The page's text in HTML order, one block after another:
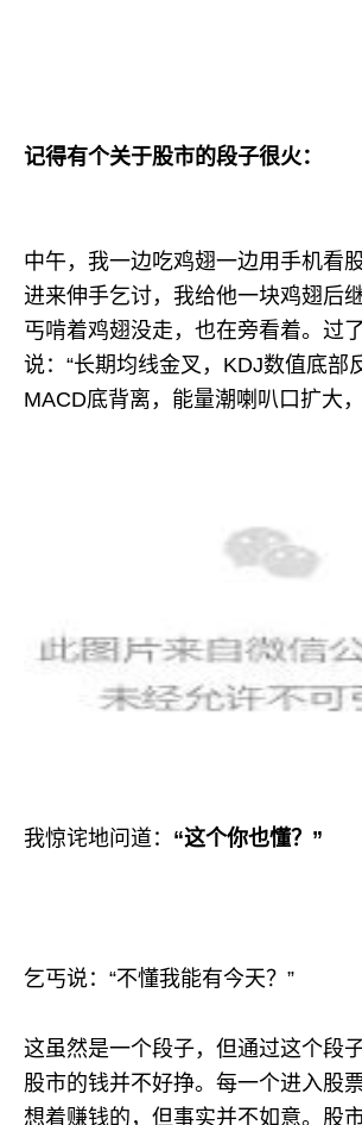
记得有个关于股市的段子很火：
中午，我一边吃鸡翅一边用手机看
进来伸手乞讨，我给他一块鸡翅后
丐啃着鸡翅没走，也在旁看着。过
说：“长期均线金叉，KDJ数值底部
MACD底背离，能量潮喇叭口扩大
我惊诧地问道： “这个你也懂？”
乞丐说：“不懂我能有今天？”
这虽然是一个段子，但通过这个段
股市的钱并不好挣。每一个进入股
想着赚钱的，但事实并不如意。股